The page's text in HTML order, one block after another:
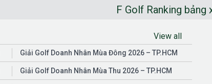
F Golf Ranking bảng xếp hạng
View all
Giải Golf Doanh Nhân Mùa Đông 2026 – TP.HCM
Giải Golf Doanh Nhân Mùa Thu 2026 – TP.HCM